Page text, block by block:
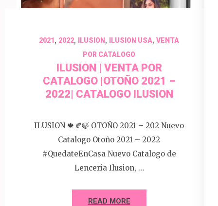
2021, 2022, ILUSION, ILUSION USA, VENTA
POR CATALOGO
ILUSION | VENTA POR
CATALOGO |OTOÑO 2021 –
2022| CATALOGO ILUSION
ILUSION 🍁🍂🍃 OTOÑO 2021 – 202 Nuevo
Catalogo Otoño 2021 – 2022
#QuedateEnCasa Nuevo Catalogo de
Lenceria Ilusion, …
READ MORE